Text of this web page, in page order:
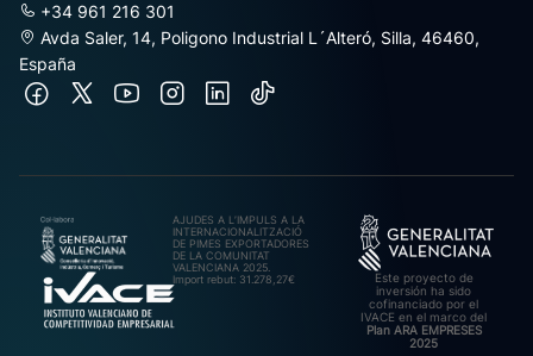
+34 961 216 301
Avda Saler, 14, Poligono Industrial L´Alteró, Silla, 46460,
España
AJUDES A L’IMPULS A LA
INTERNACIONALITZACIÓ
DE PIMES EXPORTADORES
DE LA COMUNITAT
VALENCIANA 2025.
Import rebut: 31.278,27€
Este proyecto de
inversión ha sido
cofinanciado por el
IVACE en el marco del
Plan ARA EMPRESES
2025